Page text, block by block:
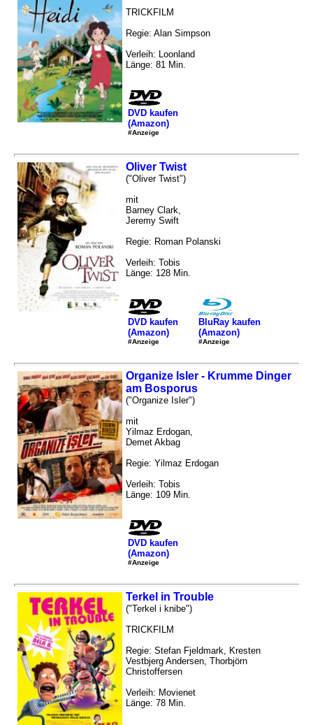
TRICKFILM
Regie: Alan Simpson
Verleih: Loonland
Länge: 81 Min.
DVD kaufen
(Amazon)
#Anzeige
Oliver Twist
("Oliver Twist")
mit
Barney Clark,
Jeremy Swift
Regie: Roman Polanski
Verleih: Tobis
Länge: 128 Min.
DVD kaufen
(Amazon)
#Anzeige
BluRay kaufen
(Amazon)
#Anzeige
Organize Isler - Krumme Dinger
am Bosporus
("Organize Isler")
mit
Yilmaz Erdogan,
Demet Akbag
Regie: Yilmaz Erdogan
Verleih: Tobis
Länge: 109 Min.
DVD kaufen
(Amazon)
#Anzeige
Terkel in Trouble
("Terkel i knibe")
TRICKFILM
Regie: Stefan Fjeldmark, Kresten
Vestbjerg Andersen, Thorbjörn
Christoffersen
Verleih: Movienet
Länge: 78 Min.